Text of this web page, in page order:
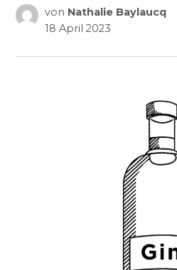
von Nathalie Baylaucq
18 April 2023